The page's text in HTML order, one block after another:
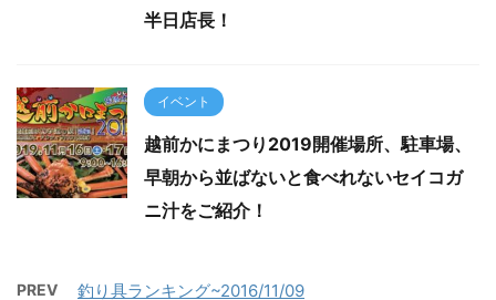
半日店長！
イベント
越前かにまつり2019開催場所、駐車場、
早朝から並ばないと食べれないセイコガ
ニ汁をご紹介！
PREV 釣り具ランキング~2016/11/09